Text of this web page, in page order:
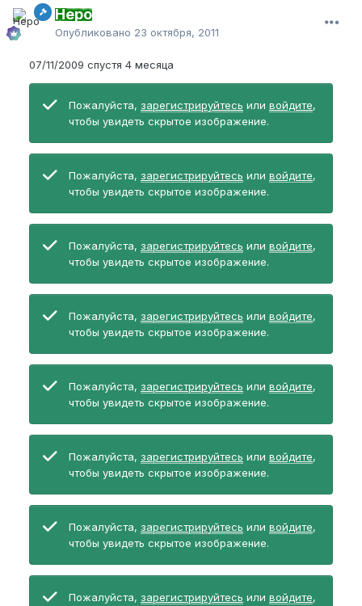
Неро
Опубликовано 23 октября, 2011
07/11/2009 спустя 4 месяца
Пожалуйста, зарегистрируйтесь или войдите,
чтобы увидеть скрытое изображение.
Пожалуйста, зарегистрируйтесь или войдите,
чтобы увидеть скрытое изображение.
Пожалуйста, зарегистрируйтесь или войдите,
чтобы увидеть скрытое изображение.
Пожалуйста, зарегистрируйтесь или войдите,
чтобы увидеть скрытое изображение.
Пожалуйста, зарегистрируйтесь или войдите,
чтобы увидеть скрытое изображение.
Пожалуйста, зарегистрируйтесь или войдите,
чтобы увидеть скрытое изображение.
Пожалуйста, зарегистрируйтесь или войдите,
чтобы увидеть скрытое изображение.
Пожалуйста, зарегистрируйтесь или войдите,